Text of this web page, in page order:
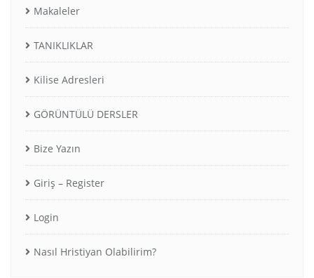
Makaleler
TANIKLIKLAR
Kilise Adresleri
GÖRÜNTÜLÜ DERSLER
Bize Yazın
Giriş – Register
Login
Nasıl Hristiyan Olabilirim?